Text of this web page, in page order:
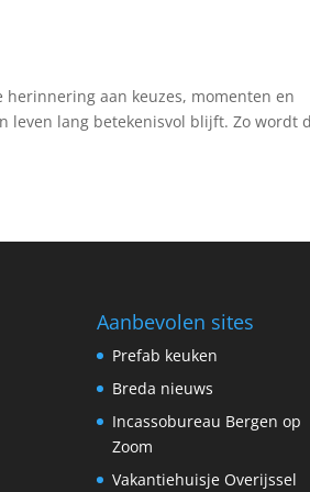
aan keuzes, momenten en
leven lang betekenisvol blijft. Zo wordt
Aanbevolen sites
Prefab keuken
Breda nieuws
Incassobureau Bergen op
Zoom
Vakantiehuisje Overijssel